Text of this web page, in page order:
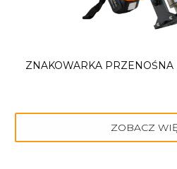
ZNAKOWARKA
ZOBACZ